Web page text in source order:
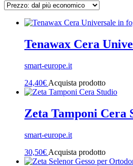
più
Tenawax Cera
smart-europe.it
24,40€ Acquista prodotto
Zeta Tamponi Cera
smart-europe.it
30,50€ Acquista prodotto